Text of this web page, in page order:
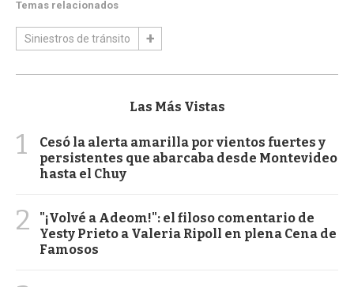
Temas relacionados
Siniestros de tránsito
Las Más Vistas
1
Cesó la alerta amarilla por vientos fuertes y
persistentes que abarcaba desde Montevideo
hasta el Chuy
2
"¡Volvé a Adeom!": el filoso comentario de
Yesty Prieto a Valeria Ripoll en plena Cena de
Famosos